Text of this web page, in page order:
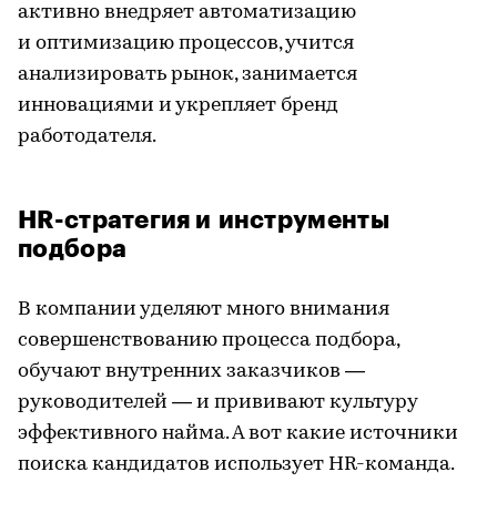
активно внедряет автоматизацию
и оптимизацию процессов, учится
анализировать рынок, занимается
инновациями и укрепляет бренд
работодателя.
HR-стратегия и инструменты
подбора
В компании уделяют много внимания
совершенствованию процесса подбора,
обучают внутренних заказчиков —
руководителей — и прививают культуру
эффективного найма. А вот какие источники
поиска кандидатов использует HR-команда.